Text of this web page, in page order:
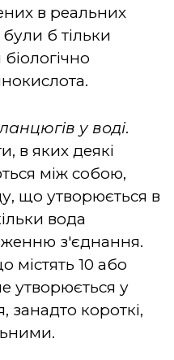
в реальних
б тільки
у воді.
в яких деякі
між собою,
що утворюється в
вода
з'єднання.
10 або
утворюється у
занадто короткі,